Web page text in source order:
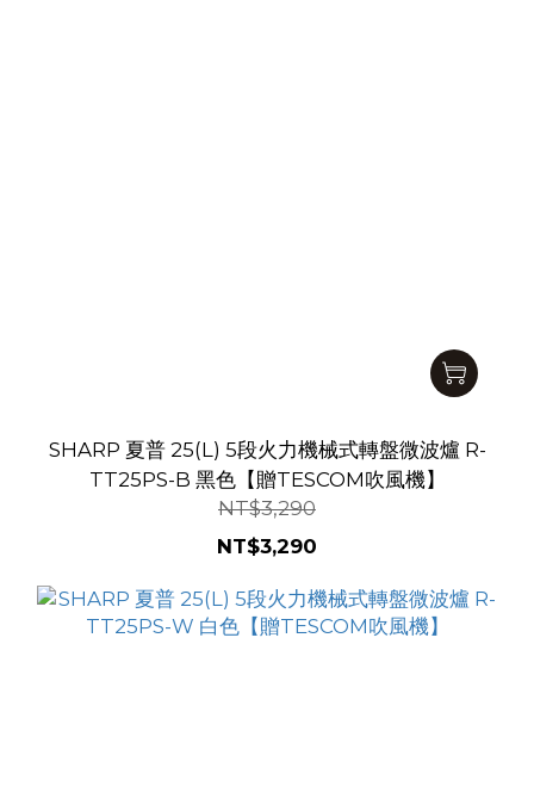
SHARP 夏普 25(L) 5段火力機械式轉盤微波爐 R-
TT25PS-B 黑色【贈TESCOM吹風機】
NT$3,290
NT$3,290